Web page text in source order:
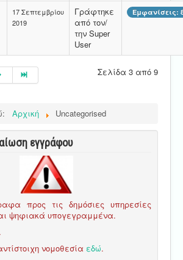
17 Σεπτεμβρίου
2019
Γράφτηκε
από τον/
την Super
User
Εμφανίσεις:
Σελίδα 3 από 9
Αρχική Uncategorised
εγγράφου
προς τις δημόσιες υπηρεσίες
ψηφιακά υπογεγραμμένα.
.
νομοθεσία εδώ.